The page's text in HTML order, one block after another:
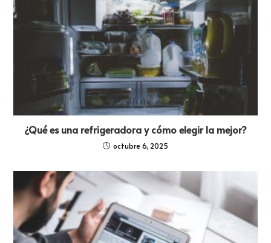
¿Qué es una refrigeradora y cómo elegir la mejor?
octubre 6, 2025